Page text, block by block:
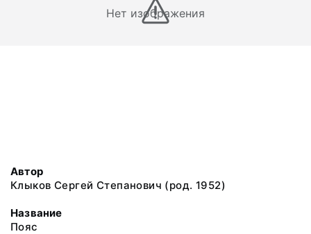
Нет изображения
Автор
Клыков Сергей Степанович (род. 1952)
Название
Пояс